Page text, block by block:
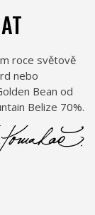
roce světově
nebo
Bean od
Belize 70%.